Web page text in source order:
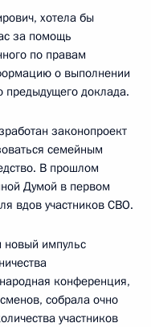
хотела бы
за помощь
по правам
о выполнении
предыдущего доклада.
законопроект
семейным
В прошлом
Думой в первом
вдов участников СВО.
импульс
конференция,
собрала очно
участников